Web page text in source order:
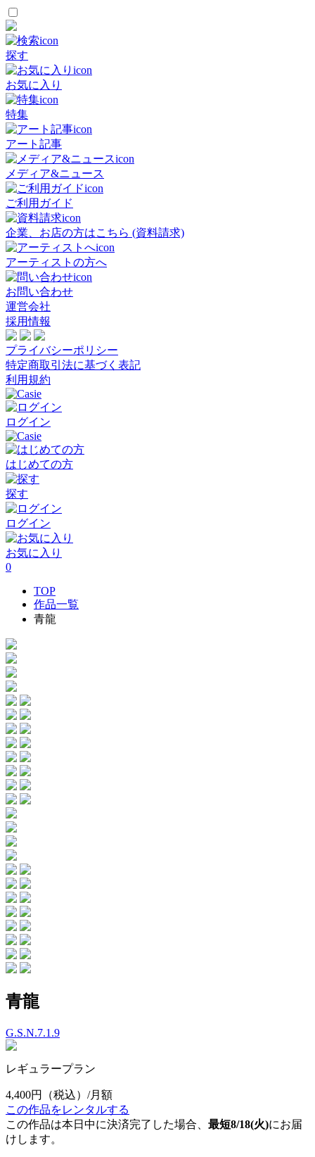
探す
お気に入り
特集
アート記事
メディア&ニュース
ご利用ガイド
企業、お店の方はこちら (資料請求)
アーティストの方へ
お問い合わせ
運営会社
採用情報
プライバシーポリシー
特定商取引法に基づく表記
利用規約
ログイン
はじめての方
探す
ログイン
お気に入り
0
TOP
作品一覧
青龍
青龍
G.S.N.7.1.9
レギュラープラン
4,400円
（税込）/月額
この作品をレンタルする
この作品は本日中に決済完了した場合、 最短8/18(火)にお届
けします。